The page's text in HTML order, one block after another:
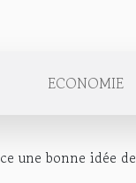
ECONOMIE
une bonne idée